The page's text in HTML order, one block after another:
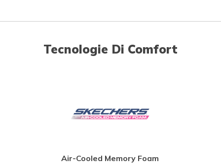
Tecnologie Di Comfort
Air-Cooled Memory Foam